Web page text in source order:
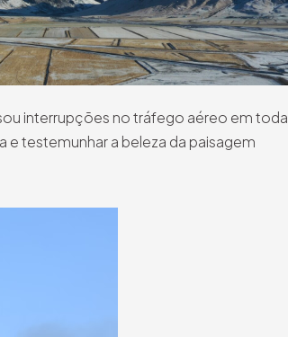
interrupções no tráfego aéreo em
e testemunhar a beleza da paisagem